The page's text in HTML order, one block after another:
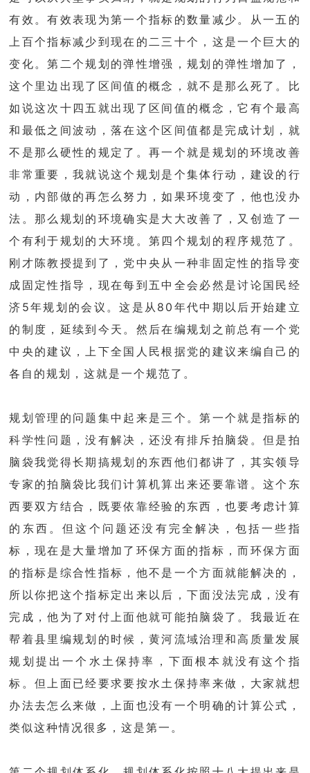
有效。有效表现为第一个指标的数量减少。从一五的
上百个指标减少到现在的二三十个，这是一个巨大的
变化。第二个规划的弹性增强，规划的弹性增加了，
这个里边出现了区间值的概念，就不是那么死了。比
如说这次十四五就出现了区间值的概念，它有个最高
和最低之间波动，落在这个区间值都是完成计划，就
不是那么硬性的规定了。再一个就是规划的环境改善
非常重要，我就说这个规划是个集体行动，建设的行
动，内部做的再怎么努力，如果环境变了，他也没办
法。那么规划的环境确实是大大改善了，又创造了一
个有利于规划的大环境。第四个规划的程序规范了。
刚才陈教授提到了，党中央从一种非固定性的指导变
成固定性指导，现在每到五中全会必然是讨论国民经
济5年规划的会议。这是从80年代中期以后开始建立
的制度，延续到今天。然后在编规划之前总有一个党
中央的建议，上下全国人民根据党的建议来编自己的
各自的规划，这就是一个规范了。
规划管理的问题集中起来是三个。第一个就是指标的
科学性问题，没有解决，还没有排斥拍脑袋。但是拍
脑袋我觉得长期搞规划的东西他们都讲了，其实领导
专家的拍脑袋比我们计算机算出来还要靠谱。这个东
西要双方结合，既要依靠经验的东西，也要考虑计算
的东西。但这个问题还没有完全解决，包括一些指
标，现在是大量增加了环保方面的指标，而环保方面
的指标是综合性指标，他不是一个方面就能解决的，
所以你把这个指标定出来以后，下面没法完成，没有
完成，他为了对付上面他就可能拍脑袋了。我最近在
帮着县里编规划的时候，黄河流域治理和高质量发展
规划提出一个水土保持率，下面根本就没有这个指
标。但上面已经要求要按水土保持率来做，大家就想
办法去怎么来做，上面也没有一个明确的计算公式，
类似这种情况很多，这是第一。